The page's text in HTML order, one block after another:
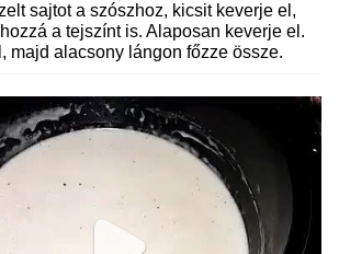
sajtot a szószhoz, kicsit keverje el,
a tejszínt is. Alaposan keverje el.
majd alacsony lángon főzze össze.